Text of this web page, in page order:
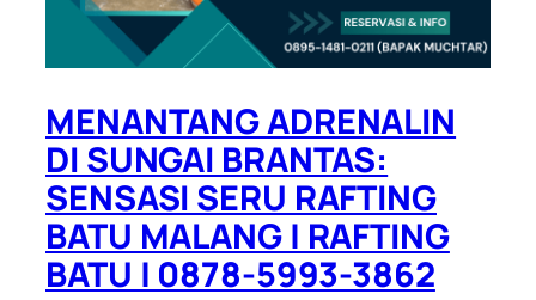
MENANTANG ADRENALIN
DI SUNGAI BRANTAS:
SENSASI SERU RAFTING
BATU MALANG | RAFTING
BATU | 0878-5993-3862